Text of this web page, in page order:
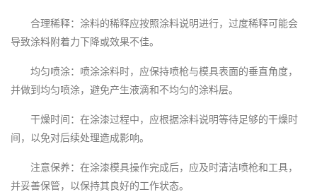
合理稀释：涂料的稀释应按照涂料说明进行，过度稀释可能会
导致涂料附着力下降或效果不佳。
均匀喷涂：喷涂涂料时，应保持喷枪与模具表面的垂直角度，
并做到均匀喷涂，避免产生液滴和不均匀的涂料层。
干燥时间：在涂漆过程中，应根据涂料说明等待足够的干燥时
间，以免对后续处理造成影响。
注意保养：在涂漆模具操作完成后，应及时清洁喷枪和工具，
并妥善保管，以保持其良好的工作状态。